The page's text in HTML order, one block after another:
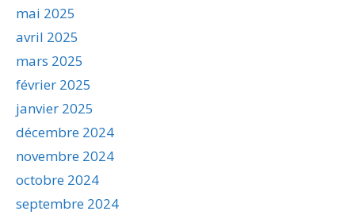
mai 2025
avril 2025
mars 2025
février 2025
janvier 2025
décembre 2024
novembre 2024
octobre 2024
septembre 2024